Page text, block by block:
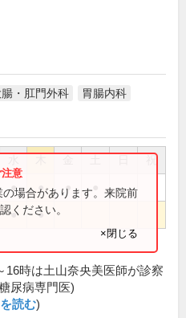
腸・肛門外科 胃腸内科
祝
● ● ●
● ●
場合があります。来院前
ください。
×閉じる
16時は土山奈央美医師が診察
尿病専門医)
読む)